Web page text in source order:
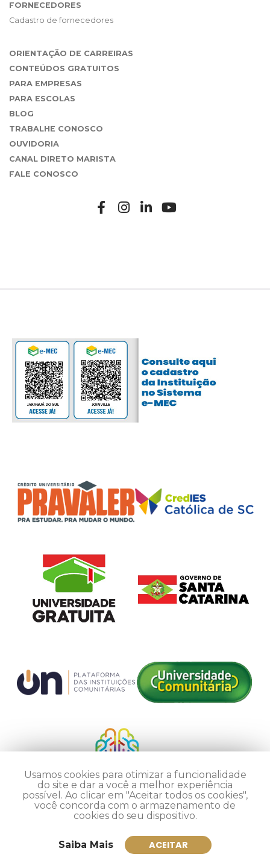
FORNECEDORES
Cadastro de fornecedores
ORIENTAÇÃO DE CARREIRAS
CONTEÚDOS GRATUITOS
PARA EMPRESAS
PARA ESCOLAS
BLOG
TRABALHE CONOSCO
OUVIDORIA
CANAL DIRETO MARISTA
FALE CONOSCO
Usamos cookies para otimizar a funcionalidade
do site e dar a você a melhor experiência
possível. Ao clicar em "Aceitar todos os cookies",
você concorda com o armazenamento de
cookies do seu dispositivo.
Saiba Mais ACEITAR